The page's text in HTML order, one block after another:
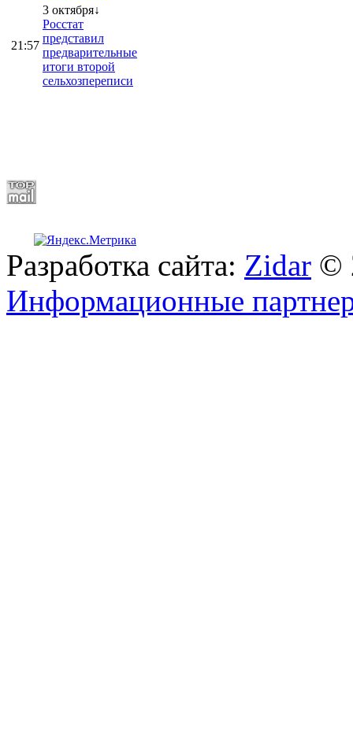
21:57
3 октября↓
Росстат
представил
предварительные
итоги второй
сельхозпереписи
Разработка сайта: Zidar ©
Информационные